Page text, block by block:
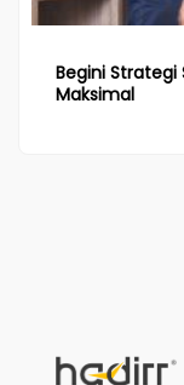
Begini Strategi
Maksimal